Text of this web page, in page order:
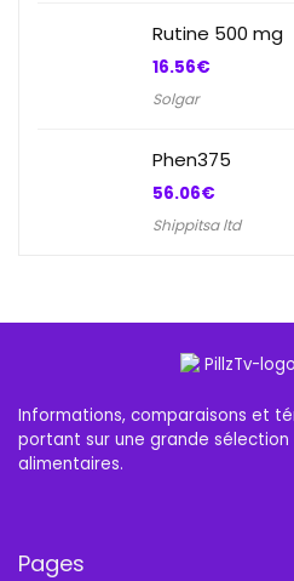
Rutine 500 mg
16.56€
Solgar
Phen375
56.06€
Shippitsa ltd
Informations, comparaisons et
portant sur une grande
alimentaires.
Pages